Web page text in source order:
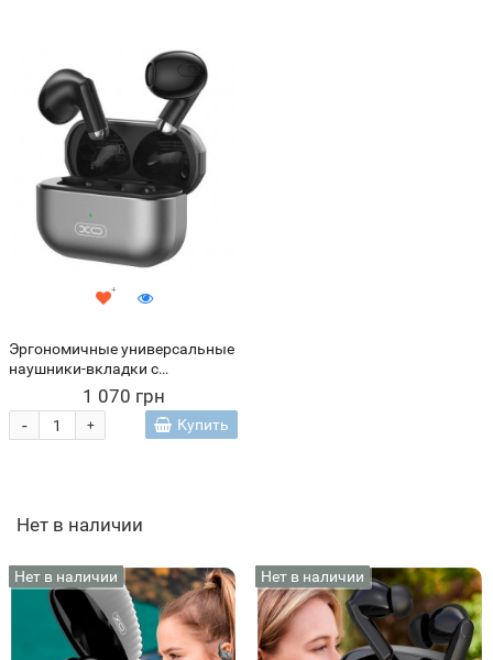
Эргономичные универсальные
наушники-вкладки с
беспроводным подключением
Bluetooth 5.3 XO TWS X29
Серый (AX)
1 070 грн
+
- Купить
Нет в наличии
Нет в наличии Нет в наличии